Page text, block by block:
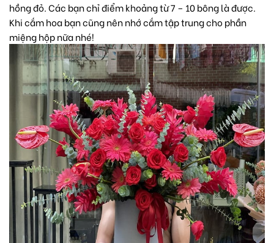
hồng đỏ. Các bạn chỉ điểm khoảng từ 7 – 10 bông là được.
Khi cắm hoa bạn cũng nên nhớ cắm tập trung cho phần
miệng hộp nữa nhé!